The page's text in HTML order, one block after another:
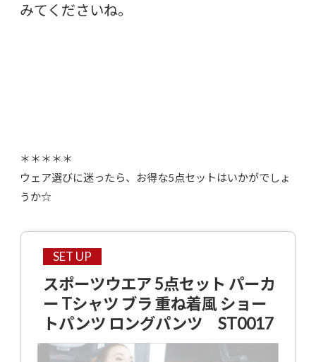
みてくださいね。
＊＊＊＊＊
ウェア選びに迷ったら、お得な5点セットはいかがでしょ
うか☆
SET UP
スポーツウエア 5点セット パーカ
ー Tシャツ ブラ 重ね着風 ショー
トパンツ ロングパンツ ST0017